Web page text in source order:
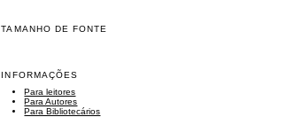
TAMANHO DE FONTE
INFORMAÇÕES
Para leitores
Para Autores
Para Bibliotecários